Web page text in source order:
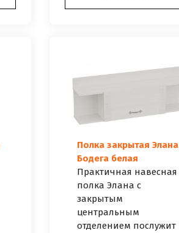
Полка закрытая Элана
Бодега белая
Практичная навесная
полка Элана с
закрытым
центральным
отделением послужит